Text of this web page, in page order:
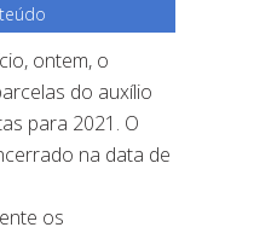
ontem, o
do auxílio
para 2021. O
na data de
os